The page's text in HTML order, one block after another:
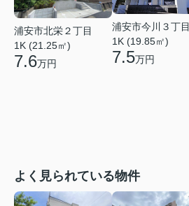
浦安市北栄２丁目
1K (21.25㎡)
7.6万円
浦安市今川３丁目
1K (19.85㎡)
7.5万円
よく見られている物件